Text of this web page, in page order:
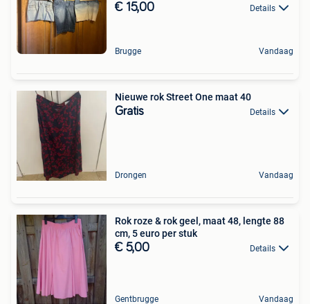
€ 15,00 Details
Brugge Vandaag
Nieuwe rok Street One maat 40
Gratis Details
Drongen Vandaag
Rok roze & rok geel, maat 48, lengte 88
cm, 5 euro per stuk
€ 5,00 Details
Gentbrugge Vandaag